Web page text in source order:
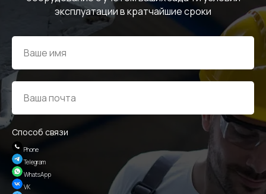
эксплуатации в кратчайшие сроки
Способ связи
Phone
Telegram
WhatsApp
VK
Политика персональных данных
Сервис 2022-2026